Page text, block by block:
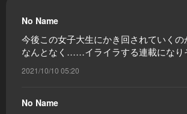
No Name
今後この女子大生にかき回されていくの
なんとなく……イライラする連載になり
2021/10/10 05:20
No Name